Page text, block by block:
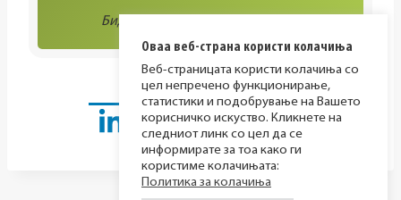
Биди во тек со сите активности!
Оваа веб-страна користи колачиња
Веб-страницата користи колачиња со
цел непречено функционирање,
статистики и подобрување на Вашето
корисничко искуство. Кликнете на
следниот линк со цел да се
информирате за тоа како ги
користиме колачињата:
Политика за колачиња